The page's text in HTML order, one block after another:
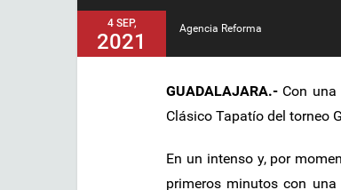
4 SEP,
2021
Agencia Reforma
GUADALAJARA.- Con
Clásico Tapatío del torneo
En un intenso y, por
primeros minutos con